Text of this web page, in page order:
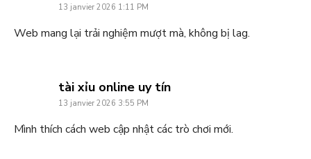
13 janvier 2026 1:11 PM
Web mang lại trải nghiệm mượt mà, không bị lag.
tài xỉu online uy tínsays:
13 janvier 2026 3:55 PM
Mình thích cách web cập nhật các trò chơi mới.